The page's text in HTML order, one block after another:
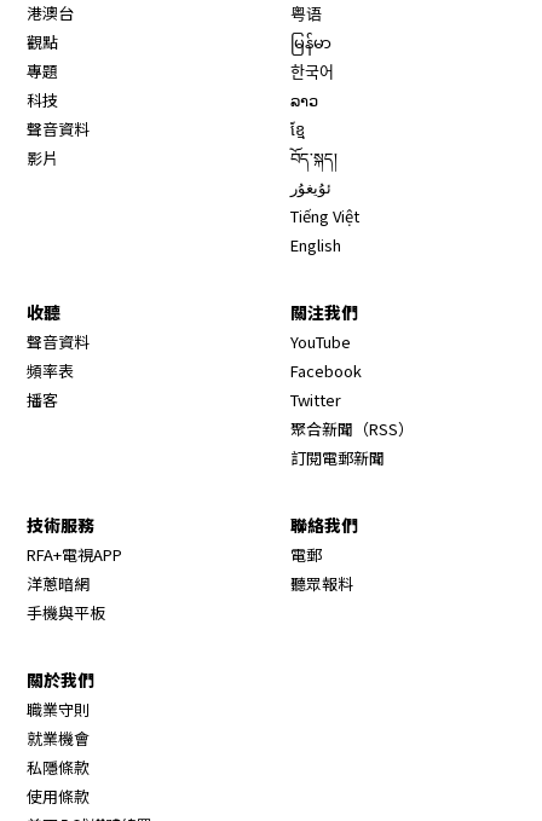
港澳台
觀點
專題
科技
聲音資料
影片
粤语
မြန်မာ
한국어
ລາວ
ខ្មែ
བོད་སྐད།
ئۇيغۇر
Tiếng Việt
English
收聽
聲音資料
頻率表
播客
關注我們
YouTube
Facebook
Twitter
聚合新聞（RSS）
訂閱電郵新聞
技術服務
RFA+電視APP
洋蔥暗網
手機與平板
聯絡我們
電郵
聽眾報料
關於我們
職業守則
就業機會
私隱條款
使用條款